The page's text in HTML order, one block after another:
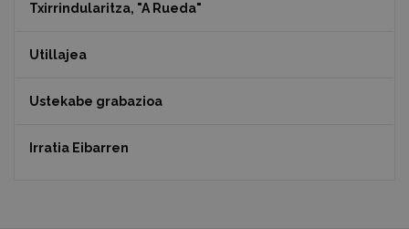
Txirrindularitza, "A Rueda"
Utillajea
Ustekabe grabazioa
Irratia Eibarren